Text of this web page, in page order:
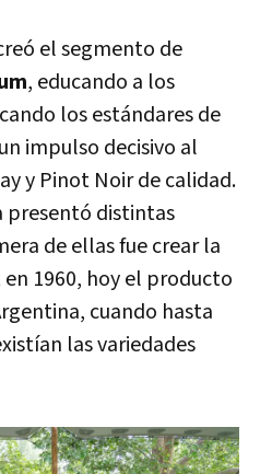
el segmento de
, educando a los
los estándares de
impulso decisivo al
y Pinot Noir de calidad.
presentó distintas
de ellas fue crear la
1960, hoy el producto
cuando hasta
las variedades